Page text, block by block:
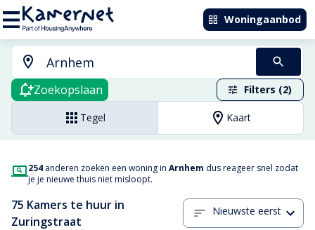
Woningaanbod
Zoekopslaan Filters (2)
Tegel Kaart
254 anderen zoeken een woning in Arnhem dus reageer snel zodat
je je nieuwe thuis niet misloopt.
75 Kamers te huur in
Zuringstraat
Nieuwste eerst